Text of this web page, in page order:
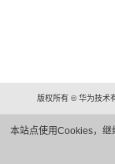
本站点使用Cookies，继
版权所有 © 华为技术